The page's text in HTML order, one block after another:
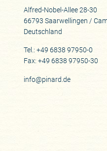
Alfred-Nobel-Allee 28-30
66793 Saarwellingen /
Deutschland
Tel.: +49 6838 97950-0
Fax: +49 6838 97950-30
info@pinard.de